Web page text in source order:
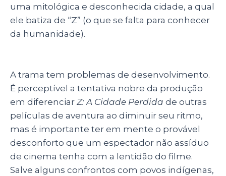
uma mitológica e desconhecida cidade, a qual
ele batiza de “Z” (o que se falta para conhecer
da humanidade).
A trama tem problemas de desenvolvimento.
É perceptível a tentativa nobre da produção
em diferenciar Z: A Cidade Perdida de outras
películas de aventura ao diminuir seu ritmo,
mas é importante ter em mente o provável
desconforto que um espectador não assíduo
de cinema tenha com a lentidão do filme.
Salve alguns confrontos com povos indígenas,